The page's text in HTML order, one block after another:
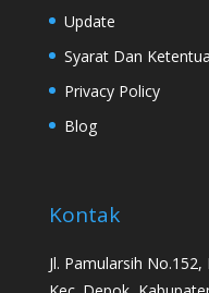
Update
Syarat Dan
Privacy Policy
Blog
Kontak
Jl. Pamularsih